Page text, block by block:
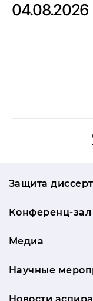
04.08.2026
Защита
Конференц-зал
Медиа
Научные